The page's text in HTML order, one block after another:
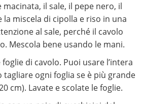
macinata, il sale, il pepe nero, il
la miscela di cipolla e riso in una
al sale, perché il cavolo
Mescola bene usando le mani.
di cavolo. Puoi usare l’intera
ogni foglia se è più grande
cm). Lavate e scolate le foglie.